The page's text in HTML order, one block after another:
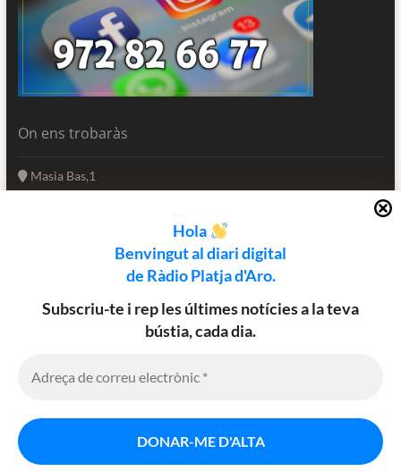
Hola
Benvingut al diari digital
de Ràdio Platja d'Aro.
Subscriu-te i rep les últimes notícies a la teva
bústia, cada dia.
On ens trobaràs
Masia Bas,1
17250 Platja d'Aro
informatius@rpa.cat
Diari digital de Ràdio Platja d'Aro| Designed by:Theme Freesia|
per oferir-vos l’experiència més
TOTES les cookies.
Configuració de cookies